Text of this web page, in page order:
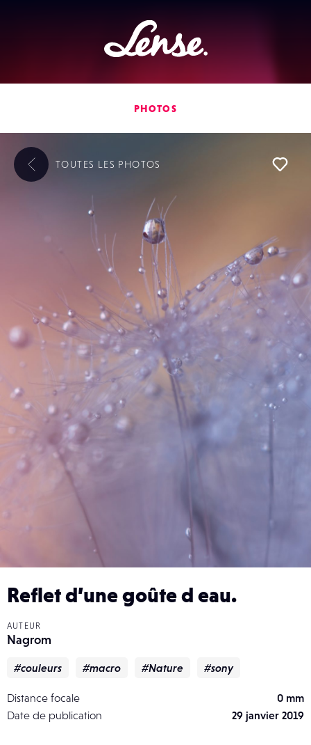
Lense
PHOTOS
Reflet d’une goûte d eau.
AUTEUR
Nagrom
#couleurs #macro #Nature #sony
Distance focale
0 mm
Date de publication
29 janvier 2019
TOUTES LES PHOTOS